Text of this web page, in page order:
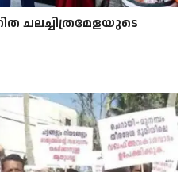
ചലച്ചിത്രമേളയുടെ